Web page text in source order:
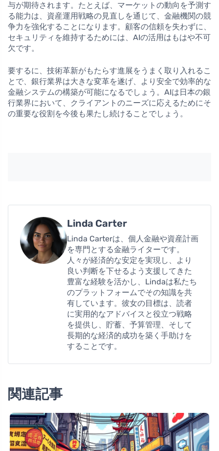
与が期待されます。たとえば、マーケットの動向を予測す
る能力は、資産運用戦略の見直しを通じて、金融機関の競
争力を強化することになります。顧客の信頼を失わずに、
セキュリティを維持するためには、AIの活用はもはや不可
欠です。
要するに、技術革新がもたらす進展をうまく取り入れるこ
とで、銀行業界は大きな変革を遂げ、より安全で効率的な
金融システムの構築が可能になるでしょう。AIは日本の銀
行業界において、クライアントのニーズに応えるためにそ
の重要な役割を今後も果たし続けることでしょう。
Linda Carter
Linda Carterは、個人金融や資産計画
を専門とする金融ライターです。
人々が経済的な安定を実現し、より
良い判断を下せるよう支援してきた
豊富な経験を活かし、Lindaは私たち
のプラットフォームでその知識を共
有しています。彼女の目標は、読者
に実用的なアドバイスと役立つ戦略
を提供し、貯蓄、予算管理、そして
長期的な経済的成功を築く手助けを
することです。
関連記事